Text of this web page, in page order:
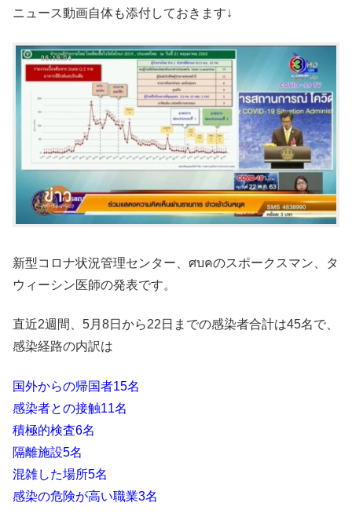
ニュース動画自体も添付しておきます↓
新型コロナ状況管理センター、ศบคのスポークスマン、タ
ウィーシン医師の発表です。
直近2週間、5月8日から22日までの感染者合計は45名で、
感染経路の内訳は
国外からの帰国者15名
感染者との接触11名
積極的検査6名
隔離施設5名
混雑した場所5名
感染の危険が高い職業3名